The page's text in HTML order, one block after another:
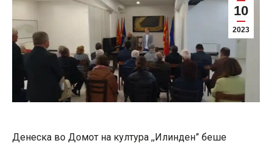
10
2023
Денеска во Домот на култура ,,Илинден” беше